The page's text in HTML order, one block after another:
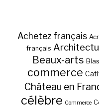
Achetez français
français
Beaux-arts
commerce
Château en
célèbre Commerce